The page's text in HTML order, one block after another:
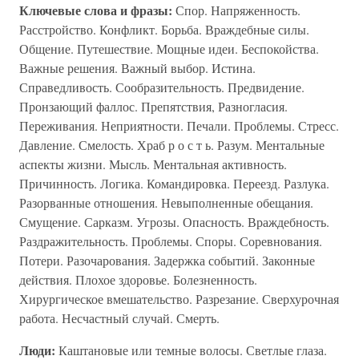
Ключевые слова и фразы: Спор. Напряженность.
Расстройство. Конфликт. Борьба. Враждебные силы.
Общение. Путешествие. Мощные идеи. Беспокойства.
Важные решения. Важный выбор. Истина.
Справедливость. Сообразительность. Предвидение.
Пронзающий фаллос. Препятствия, Разногласия.
Переживания. Неприятности. Печали. Проблемы. Стресс.
Давление. Смелость. Храб р о с т ь. Разум. Ментальные
аспекты жизни. Мысль. Ментальная активность.
Причинность. Логика. Командировка. Переезд. Разлука.
Разорванные отношения. Невыполненные обещания.
Смущение. Сарказм. Угрозы. Опасность. Враждебность.
Раздражительность. Проблемы. Споры. Соревнования.
Потери. Разочарования. Задержка событий. Законные
действия. Плохое здоровье. Болезненность.
Хирургическое вмешательство. Разрезание. Сверхурочная
работа. Несчастный случай. Смерть.
Люди: Каштановые или темные волосы. Светлые глаза.